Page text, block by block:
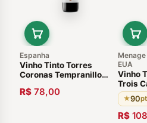
Espanha
Vinho Tinto Torres
Coronas Tempranillo
R$ 78,00
Menage
EUA
Vinho
Trois
Wine
★90
R$